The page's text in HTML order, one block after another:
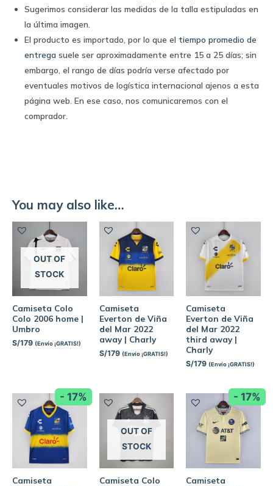
Sugerimos considerar las medidas de la talla estipuladas en
la última imagen.
El producto es importado, por lo que el tiempo promedio de
entrega suele ser aproximadamente entre 15 a 25 días; sin
embargo, el rango de días podría verse afectado por
eventuales motivos de logística internacional ajenos a esta
página web. En ese caso, nos comunicaremos con el
comprador.
You may also like…
OUT OF
STOCK
Camiseta Colo
Colo 2006 home |
Umbro
S/179 (Envío ¡GRATIS!)
Camiseta
Everton de Viña
del Mar 2022
away | Charly
S/179 (Envío ¡GRATIS!)
Camiseta
Everton de Viña
del Mar 2022
third away |
Charly
S/179 (Envío ¡GRATIS!)
- 17%
Camiseta
OUT OF
STOCK
Camiseta Colo
- 17%
Camiseta